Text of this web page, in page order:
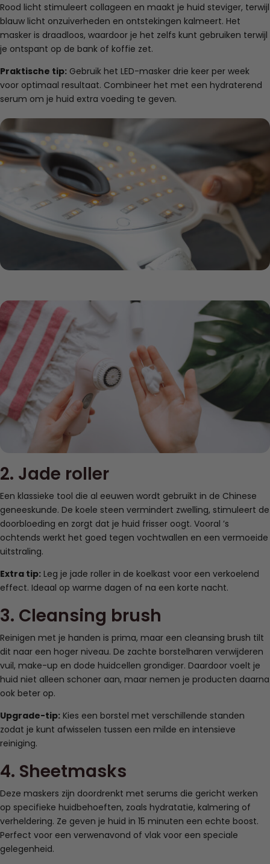
Rood licht stimuleert collageen en maakt je huid steviger, terwijl
blauw licht onzuiverheden en ontstekingen kalmeert. Het
masker is draadloos, waardoor je het zelfs kunt gebruiken terwijl
je ontspant op de bank of koffie zet.
Praktische tip: Gebruik het LED-masker drie keer per week
voor optimaal resultaat. Combineer het met een hydraterend
serum om je huid extra voeding te geven.
2. Jade roller
Een klassieke tool die al eeuwen wordt gebruikt in de Chinese
geneeskunde. De koele steen vermindert zwelling, stimuleert de
doorbloeding en zorgt dat je huid frisser oogt. Vooral ’s
ochtends werkt het goed tegen vochtwallen en een vermoeide
uitstraling.
Extra tip: Leg je jade roller in de koelkast voor een verkoelend
effect. Ideaal op warme dagen of na een korte nacht.
3. Cleansing brush
Reinigen met je handen is prima, maar een cleansing brush tilt
dit naar een hoger niveau. De zachte borstelharen verwijderen
vuil, make-up en dode huidcellen grondiger. Daardoor voelt je
huid niet alleen schoner aan, maar nemen je producten daarna
ook beter op.
Upgrade-tip: Kies een borstel met verschillende standen
zodat je kunt afwisselen tussen een milde en intensieve
reiniging.
4. Sheetmasks
Deze maskers zijn doordrenkt met serums die gericht werken
op specifieke huidbehoeften, zoals hydratatie, kalmering of
verheldering. Ze geven je huid in 15 minuten een echte boost.
Perfect voor een verwenavond of vlak voor een speciale
gelegenheid.